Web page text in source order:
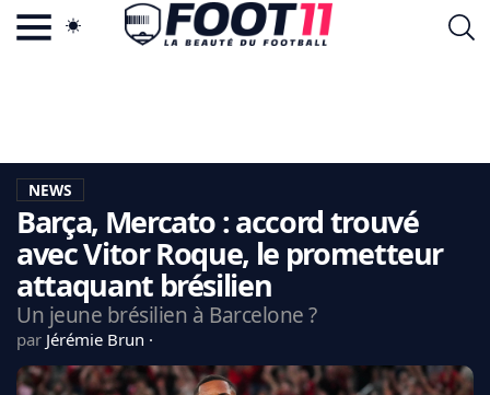
LA CHARTE
VIE PRIVÉE
CGU
CONTACTEZ-NOUS
CDM 2026
NEWS
Barça, Mercato : accord trouvé
avec Vitor Roque, le prometteur
attaquant brésilien
Un jeune brésilien à Barcelone ?
par Jérémie Brun